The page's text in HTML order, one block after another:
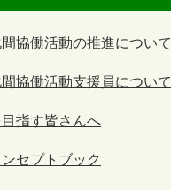
協働活動の推進について
協働活動支援員について
指す皆さんへ
セプトブック